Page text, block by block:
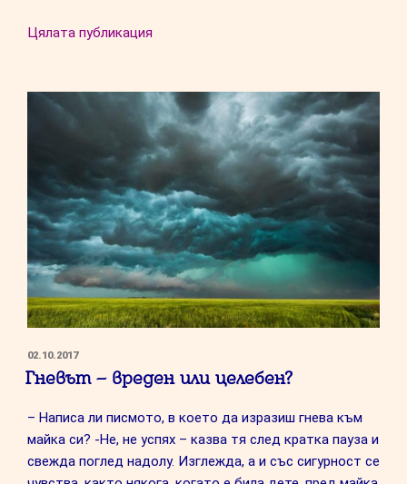
Цялата публикация
актуалните
професии…”
ПУБЛИКУВАНО
НА
02.10.2017
Гневът – вреден или целебен?
– Написа ли писмото, в което да изразиш гнева към
майка си? -Не, не успях – казва тя след кратка пауза и
свежда поглед надолу. Изглежда, а и със сигурност се